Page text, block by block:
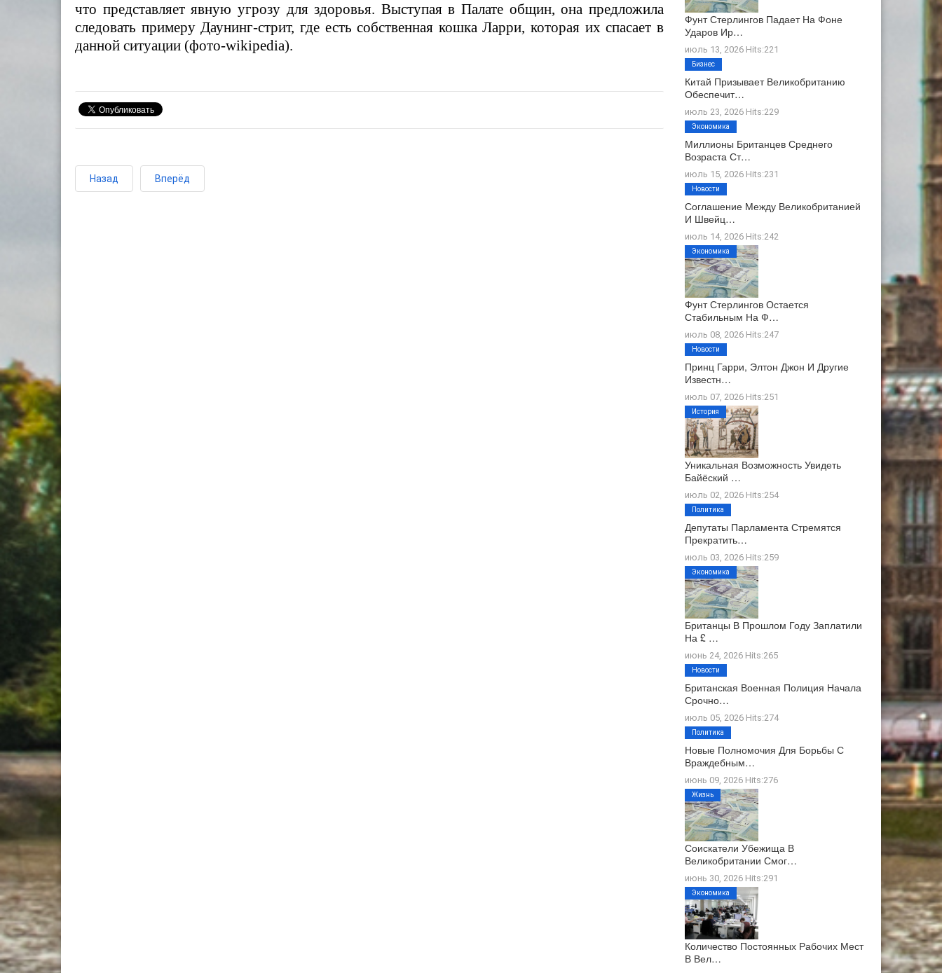
что представляет явную угрозу для здоровья. Выступая в Палате общин, она предложила
следовать примеру Даунинг-стрит, где есть собственная кошка Ларри, которая их спасает в
данной ситуации (фото-wikipedia).
Назад Вперёд
Фунт Стерлингов Падает На Фоне
Ударов Ир…
июль 13, 2026 Hits:221
Китай Призывает Великобританию
Обеспечит…
июль 23, 2026 Hits:229
Бизнес
Миллионы Британцев Среднего
Возраста Ст…
июль 15, 2026 Hits:231
Экономика
Соглашение Между Великобританией
И Швейц…
июль 14, 2026 Hits:242
Новости
Фунт Стерлингов Остается
Стабильным На Ф…
июль 08, 2026 Hits:247
Экономика
Принц Гарри, Элтон Джон И Другие
Известн…
июль 07, 2026 Hits:251
Новости
Уникальная Возможность Увидеть
Байёский …
июль 02, 2026 Hits:254
История
Депутаты Парламента Стремятся
Прекратить…
июль 03, 2026 Hits:259
Политика
Британцы В Прошлом Году Заплатили
На £ …
июнь 24, 2026 Hits:265
Экономика
Британская Военная Полиция Начала
Срочно…
июль 05, 2026 Hits:274
Новости
Новые Полномочия Для Борьбы С
Враждебным…
июнь 09, 2026 Hits:276
Политика
Соискатели Убежища В
Великобритании Смог…
июнь 30, 2026 Hits:291
Жизнь
Количество Постоянных Рабочих Мест
В Вел…
Экономика